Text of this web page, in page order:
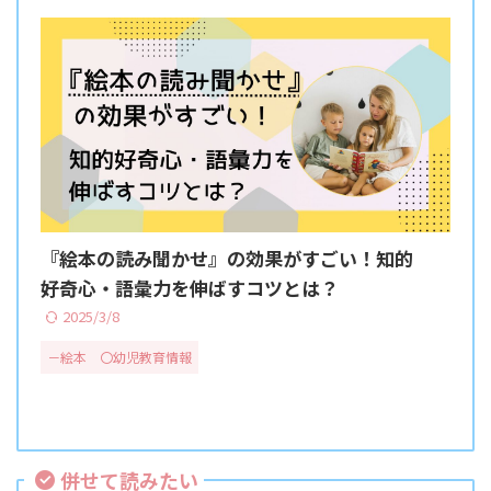
『絵本の読み聞かせ』の効果がすごい！知的
好奇心・語彙力を伸ばすコツとは？
2025/3/8
－絵本 〇幼児教育情報
併せて読みたい